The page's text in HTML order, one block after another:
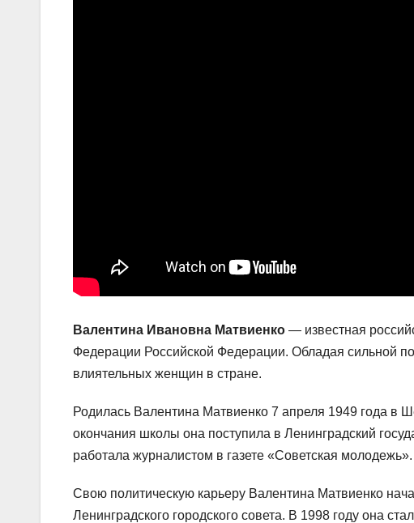
Валентина Ивановна Матвиенко — известная
Федерации Российской Федерации. Обладая сильной
влиятельных женщин в стране.
Родилась Валентина Матвиенко 7 апреля 1949 года в
окончания школы она поступила в Ленинградский
работала журналистом в газете «Советская молодежь».
Свою политическую карьеру Валентина Матвиенко
Ленинградского городского совета. В 1998 году она